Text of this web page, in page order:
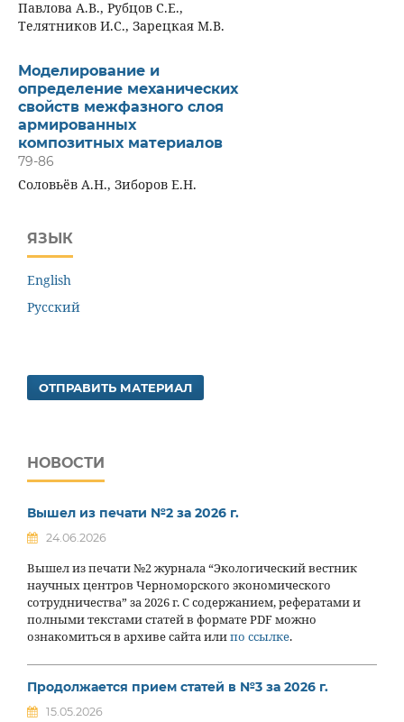
Павлова А.В., Рубцов С.Е.,
Телятников И.С., Зарецкая М.В.
Моделирование и
определение механических
свойств межфазного слоя
армированных
композитных материалов
79-86
Соловьёв А.Н., Зиборов Е.Н.
ЯЗЫК
English
Русский
ОТПРАВИТЬ МАТЕРИАЛ
НОВОСТИ
Вышел из печати №2 за 2026 г.
24.06.2026
Вышел из печати №2 журнала “Экологический вестник
научных центров Черноморского экономического
сотрудничества” за 2026 г. С содержанием, рефератами и
полными текстами статей в формате PDF можно
ознакомиться в архиве сайта илипо ссылке.
Продолжается прием статей в №3 за 2026 г.
15.05.2026